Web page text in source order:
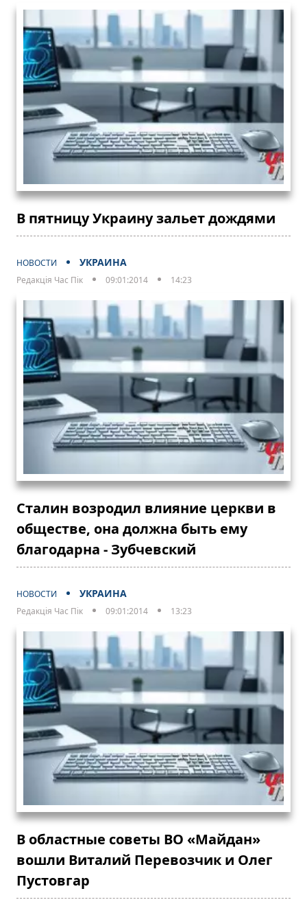
В пятницу Украину зальет дождями
НОВОСТИ УКРАИНА
Редакція Час Пік 09:01:2014 14:23
Сталин возродил влияние церкви в
обществе, она должна быть ему
благодарна - Зубчевский
НОВОСТИ УКРАИНА
Редакція Час Пік 09:01:2014 13:23
В областные советы ВО «Майдан»
вошли Виталий Перевозчик и Олег
Пустовгар